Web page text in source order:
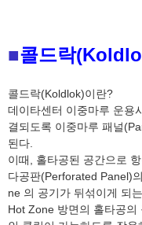
■콜드락
콜드락(Koldlok)이란?
데이타센터 이중마루 운용
결되도록 이중마루 패널
된다.
이때, 홀타공된 공간으로
다공판(Perforated Panel)
ne 의 공기가 뒤섞이게 되는
Hot Zone 방면의 홀타공의